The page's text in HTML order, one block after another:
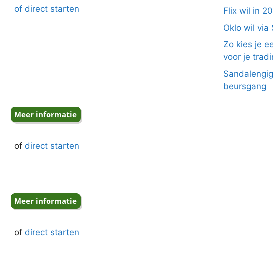
of direct starten
of direct starten
of direct starten
Flix wil in
Oklo wil via
Zo kies je
voor je
beursgang